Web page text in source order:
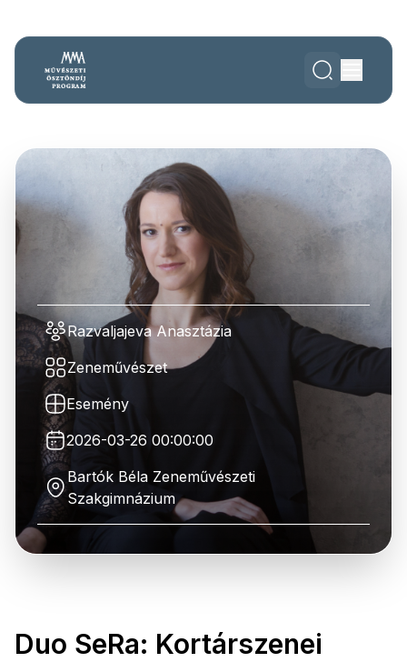
Razvaljajeva Anasztázia
Zeneművészet
Esemény
2026-03-26 00:00:00
Bartók Béla Zeneművészeti
Szakgimnázium
Duo SeRa: Kortárszenei